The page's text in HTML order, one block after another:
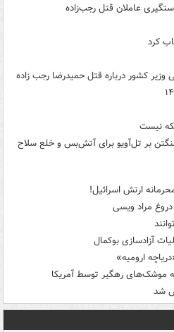
عاملان قتل رجب‌زاده
کرد
کشور درباره قتل حمیدرضا رجب زاده
نیست
بر تل‌آویو برای آتش‌بس و خلع سلاح
ارتش اسرائیل!
دروغ مراد ویسی
آزادسازی بوکمال
ارومیه»
موشک‌های رهگیر توسط آمریکا
شد